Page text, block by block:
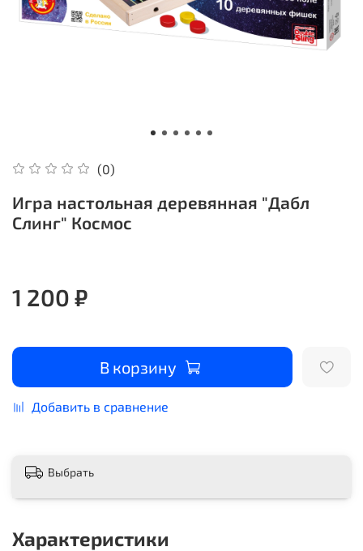
(0)
Игра настольная деревянная "Дабл
Слинг" Космос
1 200 ₽
В корзину
Добавить в сравнение
Выбрать
Характеристики